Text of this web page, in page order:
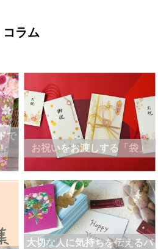
コラム
で
お祝いをお渡しする「袋」
大切な人に気持ちを伝えるバ